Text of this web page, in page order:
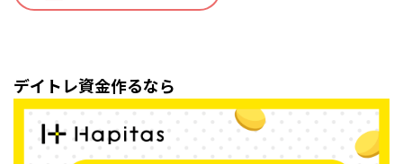
デイトレ資金作るなら